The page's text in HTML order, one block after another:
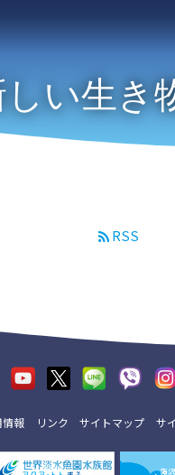
しい生き
RSS
情報 リンク サイトマップ サ